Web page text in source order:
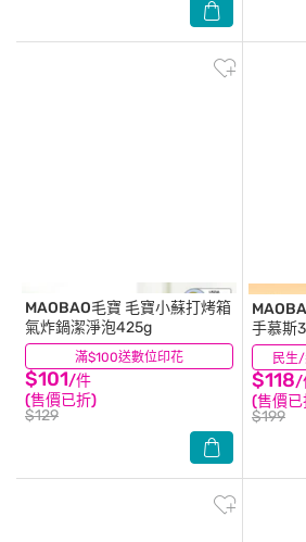
滿$100送數位印花
MAOBAO毛寶 毛寶小蘇打烤箱
氣炸鍋潔淨泡425g
$101/件
(售價已折)
$129
(2) 民生
手慕斯
$118/
(售價
$199